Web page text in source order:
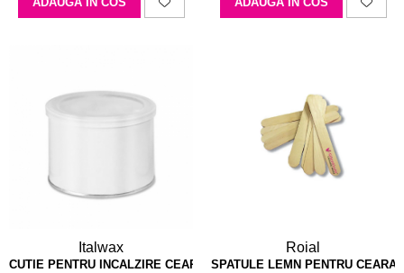
Italwax
CUTIE PENTRU INCALZIRE CEARA 400 ML ITALWAX
Roial
SPATULE LEMN PENTRU CEARA